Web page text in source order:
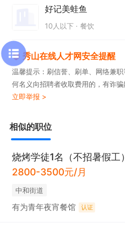
好记美蛙鱼
10人以下 餐饮
秀山在线人才网安全提醒
温馨提示：刷信誉、刷单、网络兼
何名义向招聘者收取费用的，有诈
立即举报 >
相似的职位
烧烤学徒1名（不招暑假工）
2800-3500元/月
中和街道
有为青年夜宵餐馆 认证